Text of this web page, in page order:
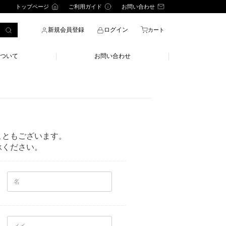
トップページ ご利用ガイド お問い合わせ
新規会員登録 ログイン カート
いて お問い合わせ
もございます。
ださい。